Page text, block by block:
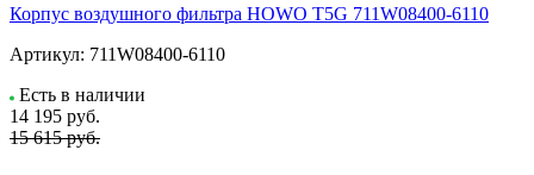
Корпус воздушного фильтра HOWO T5G 711W08400-6110
Артикул: 711W08400-6110
Есть в наличии
14 195 руб.
15 615 руб.